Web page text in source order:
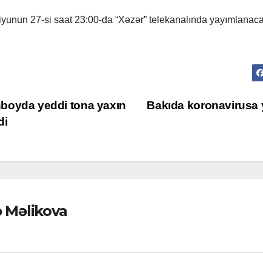
27-si saat 23:00-da “Xəzər” telekanalında
Bakıda
yeddi tona yaxın
Məlikova